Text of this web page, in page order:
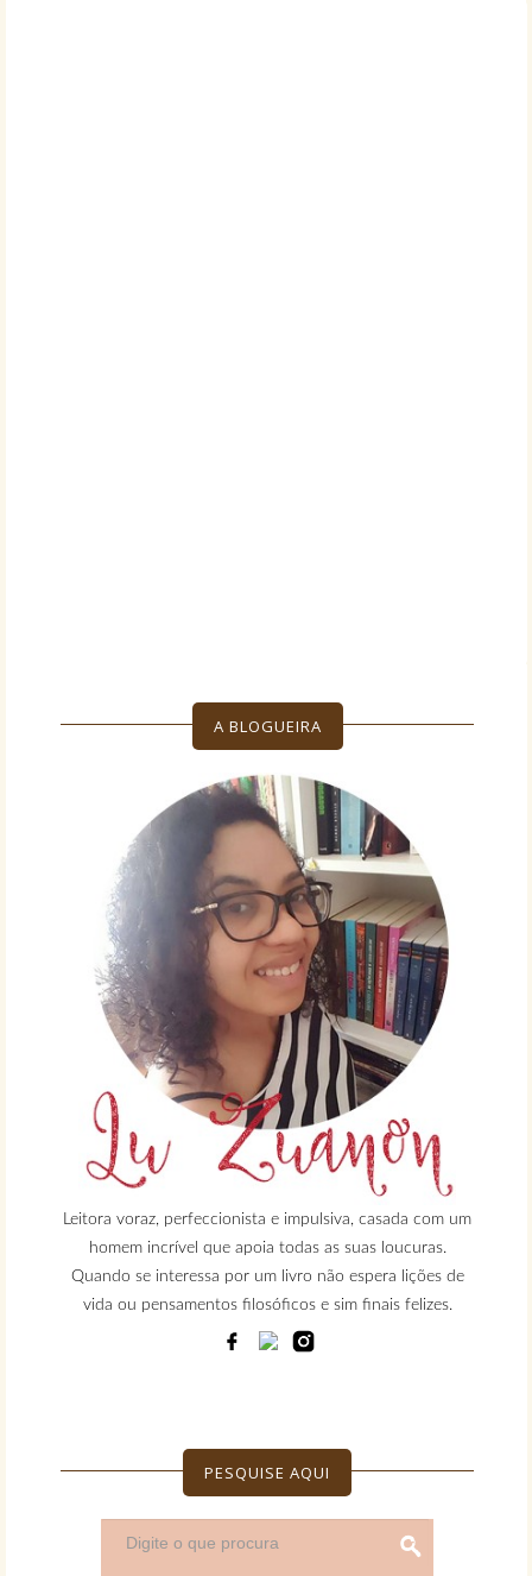
A BLOGUEIRA
Leitora voraz, perfeccionista e impulsiva, casada com um
homem incrível que apoia todas as suas loucuras.
Quando se interessa por um livro não espera lições de
vida ou pensamentos filosóficos e sim finais felizes.
PESQUISE AQUI